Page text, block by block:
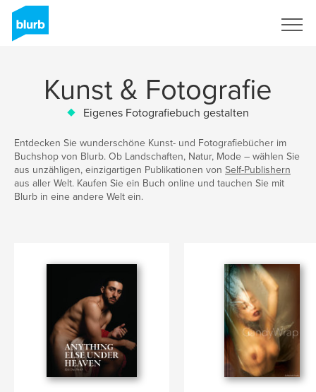
Kunst & Fotografie
Eigenes Fotografiebuch gestalten
Entdecken Sie wunderschöne Kunst- und Fotografiebücher im
Buchshop von Blurb. Ob Landschaften, Natur, Mode – wählen Sie
aus unzähligen, einzigartigen Publikationen von Self-Publishern
aus aller Welt. Kaufen Sie ein Buch online und tauchen Sie mit
Blurb in eine andere Welt ein.